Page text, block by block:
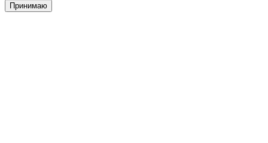
Принимаю